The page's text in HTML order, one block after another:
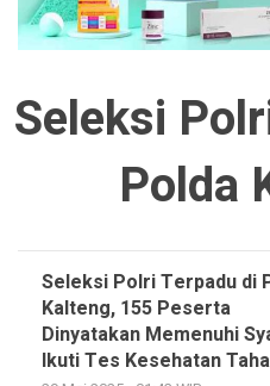
Seleksi
Polda
Seleksi Polri Terpadu di
Kalteng, 155 Peserta
Dinyatakan Memenuhi
Ikuti Tes Kesehatan